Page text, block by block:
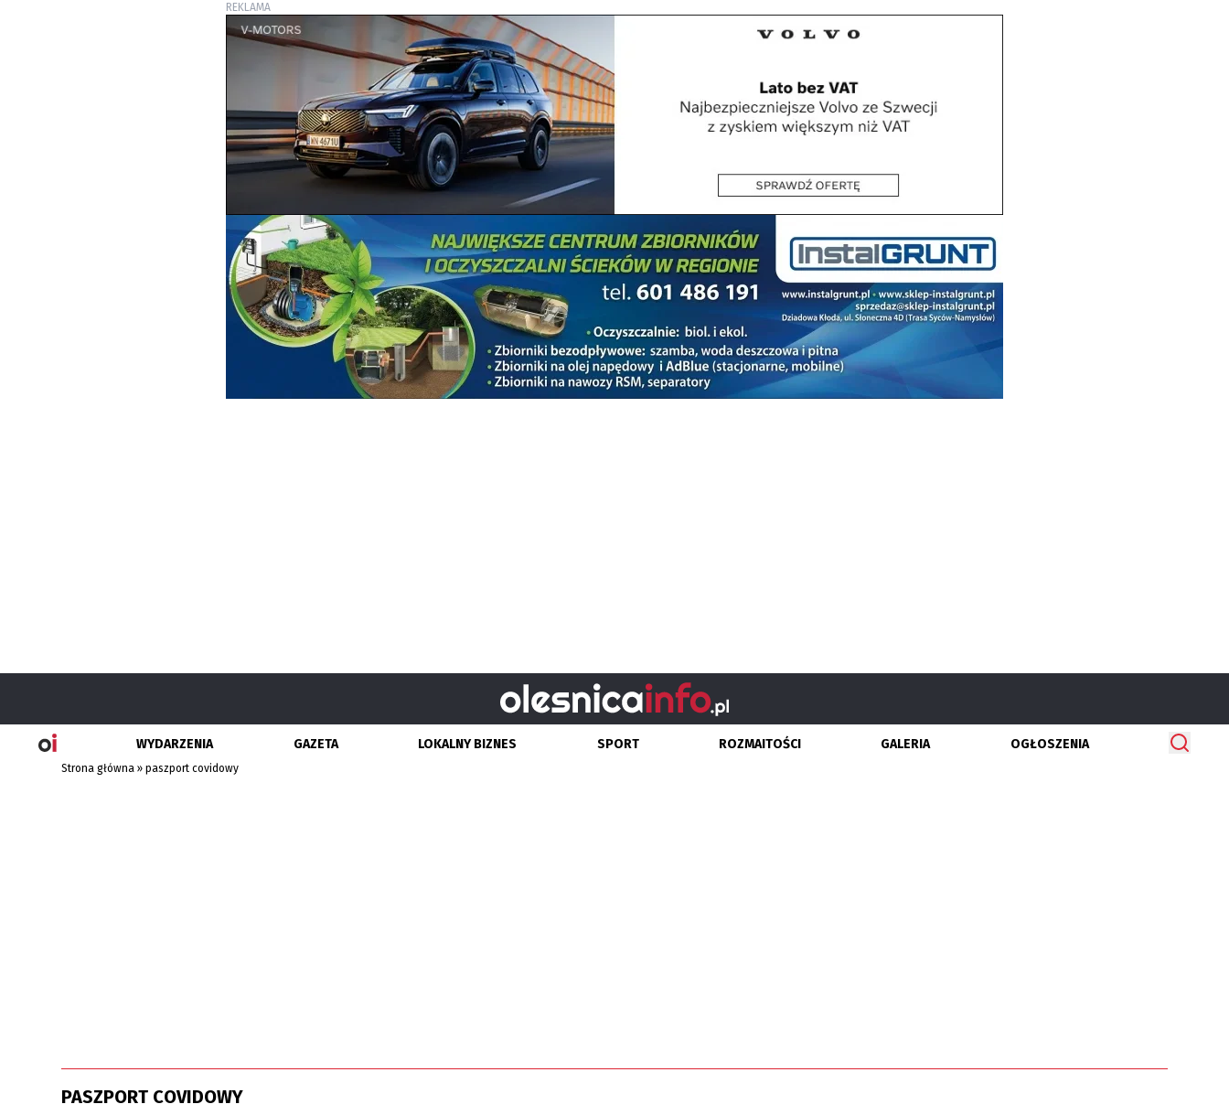
REKLAMA
WYDARZENIA GAZETA LOKALNY BIZNES SPORT ROZMAITOŚCI GALERIA OGŁOSZENIA
Strona główna »paszport covidowy
PASZPORT COVIDOWY